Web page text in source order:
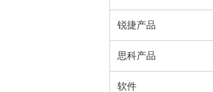
锐捷产品
思科产品
软件